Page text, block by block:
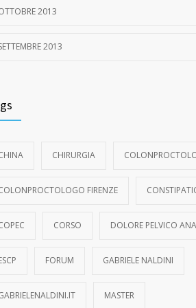
2013
2013
CHIRURGIA
FIRENZE
CORSO DOLORE PELVICO
FORUM GABRIELE NALDINI
MASTER